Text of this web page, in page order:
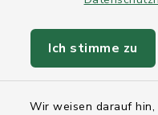
Ich stimme zu
Wir weisen darauf